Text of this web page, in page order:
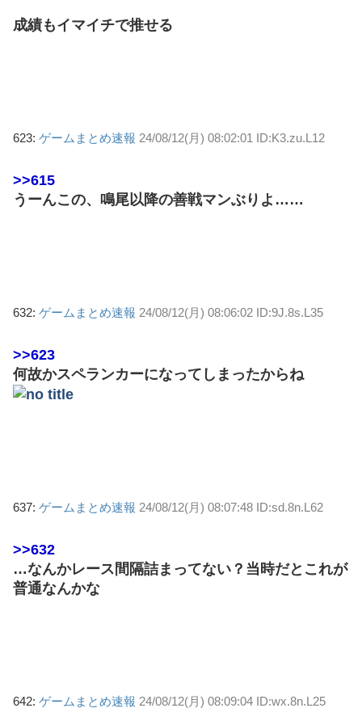
成績もイマイチで推せる
623: ゲームまとめ速報 24/08/12(月) 08:02:01 ID:K3.zu.L12
>>615
うーんこの、鳴尾以降の善戦マンぶりよ……
632: ゲームまとめ速報 24/08/12(月) 08:06:02 ID:9J.8s.L35
>>623
何故かスペランカーになってしまったからね
637: ゲームまとめ速報 24/08/12(月) 08:07:48 ID:sd.8n.L62
>>632
…なんかレース間隔詰まってない？当時だとこれが
普通なんかな
642: ゲームまとめ速報 24/08/12(月) 08:09:04 ID:wx.8n.L25